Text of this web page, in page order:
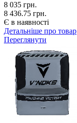
8 035 грн.
8 436.75 грн.
Є в наявності
Детальніше про товар
Переглянути